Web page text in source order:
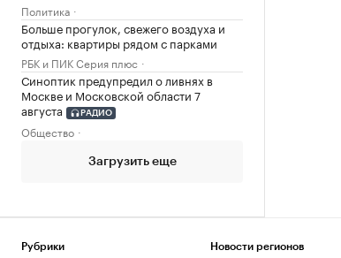
Политика
Больше прогулок, свежего воздуха и
отдыха: квартиры рядом с парками
РБК и ПИК Серия плюс
Синоптик предупредил о ливнях в
Москве и Московской области 7
августа
РАДИО
Общество
Загрузить еще
Рубрики Новости регионов